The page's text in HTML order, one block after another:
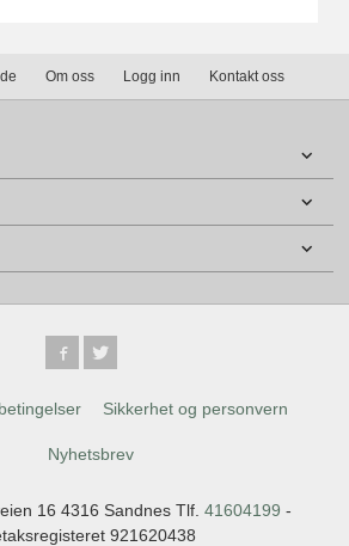
Om oss Logg inn Kontakt oss
Sikkerhet og personvern
Nyhetsbrev
16 4316 Sandnes Tlf. 41604199 -
921620438